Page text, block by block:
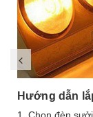
Hướng dẫn